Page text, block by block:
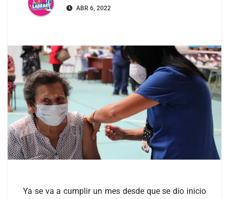
ABR 6, 2022
Ya se va a cumplir un mes desde que se dio inicio